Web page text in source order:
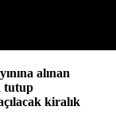
alınan
tutup
kiralık